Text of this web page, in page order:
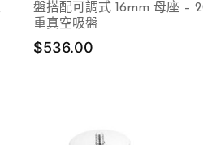
盤搭配可調式 16mm 母座 –
重真空吸盤
$536.00